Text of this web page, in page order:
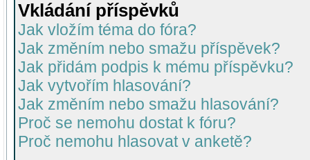
Vkládání příspěvků
Jak vložím téma do fóra?
Jak změním nebo smažu příspěvek?
Jak přidám podpis k mému příspěvku?
Jak vytvořím hlasování?
Jak změním nebo smažu hlasování?
Proč se nemohu dostat k fóru?
Proč nemohu hlasovat v anketě?